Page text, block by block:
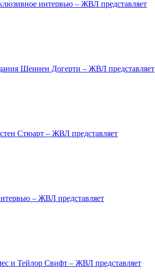
интервью – ЖВЛ представляет
Шеннен Догерти – ЖВЛ представляет
Стюарт – ЖВЛ представляет
– ЖВЛ представляет
и Тейлор Свифт – ЖВЛ представляет